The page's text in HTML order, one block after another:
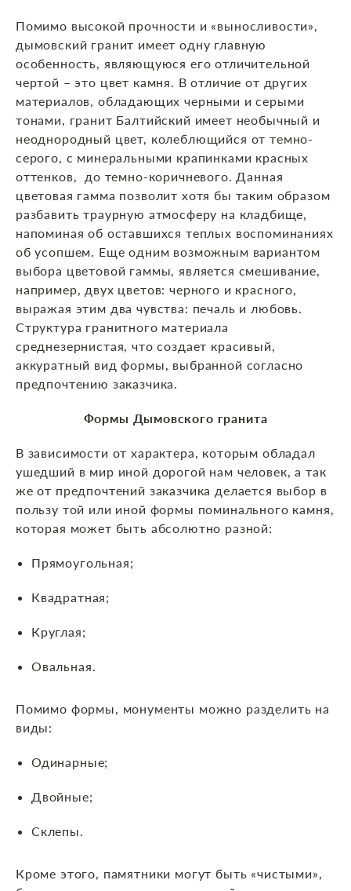
Помимо высокой прочности и «выносливости»,
дымовский гранит имеет одну главную
особенность, являющуюся его отличительной
чертой – это цвет камня. В отличие от других
материалов, обладающих черными и серыми
тонами, гранит Балтийский имеет необычный и
неоднородный цвет, колеблющийся от темно-
серого, с минеральными крапинками красных
оттенков, до темно-коричневого. Данная
цветовая гамма позволит хотя бы таким образом
разбавить траурную атмосферу на кладбище,
напоминая об оставшихся теплых воспоминаниях
об усопшем. Еще одним возможным вариантом
выбора цветовой гаммы, является смешивание,
например, двух цветов: черного и красного,
выражая этим два чувства: печаль и любовь.
Структура гранитного материала
среднезернистая, что создает красивый,
аккуратный вид формы, выбранной согласно
предпочтению заказчика.
Формы Дымовского гранита
В зависимости от характера, которым обладал
ушедший в мир иной дорогой нам человек, а так
же от предпочтений заказчика делается выбор в
пользу той или иной формы поминального камня,
которая может быть абсолютно разной:
Прямоугольная;
Квадратная;
Круглая;
Овальная.
Помимо формы, монументы можно разделить на
виды:
Одинарные;
Двойные;
Склепы.
Кроме этого, памятники могут быть «чистыми»,